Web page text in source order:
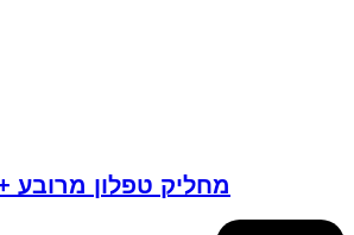
מחליק טפלון מרובע